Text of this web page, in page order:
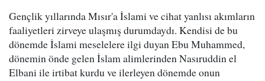
Gençlik yıllarında Mısır'a İslami ve cihat yanlısı akımların
faaliyetleri zirveye ulaşmış durumdaydı. Kendisi de bu
dönemde İslami meselelere ilgi duyan Ebu Muhammed,
dönemin önde gelen İslam alimlerinden Nasıruddin el
Elbani ile irtibat kurdu ve ilerleyen dönemde onun